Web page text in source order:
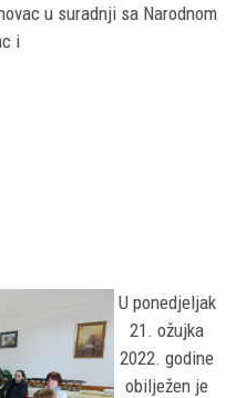
u suradnji sa Narodnom
i
U ponedjeljak
21. ožujka
2022. godine
obilježen je